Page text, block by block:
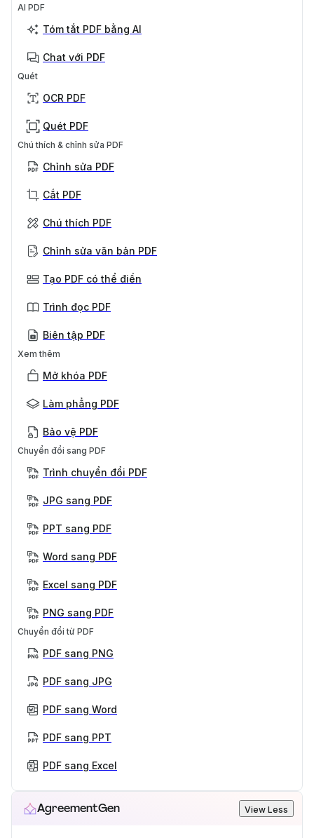
AI PDF
Tóm tắt PDF bằng AI
Chat với PDF
Quét
OCR PDF
Quét PDF
Chú thích & chỉnh sửa PDF
Chỉnh sửa PDF
Cắt PDF
Chú thích PDF
Chỉnh sửa văn bản PDF
Tạo PDF có thể điền
Trình đọc PDF
Biên tập PDF
Xem thêm
Mở khóa PDF
Làm phẳng PDF
Bảo vệ PDF
Chuyển đổi sang PDF
Trình chuyển đổi PDF
JPG sang PDF
PPT sang PDF
Word sang PDF
Excel sang PDF
PNG sang PDF
Chuyển đổi từ PDF
PDF sang PNG
PDF sang JPG
PDF sang Word
PDF sang PPT
PDF sang Excel
AgreementGen View Less